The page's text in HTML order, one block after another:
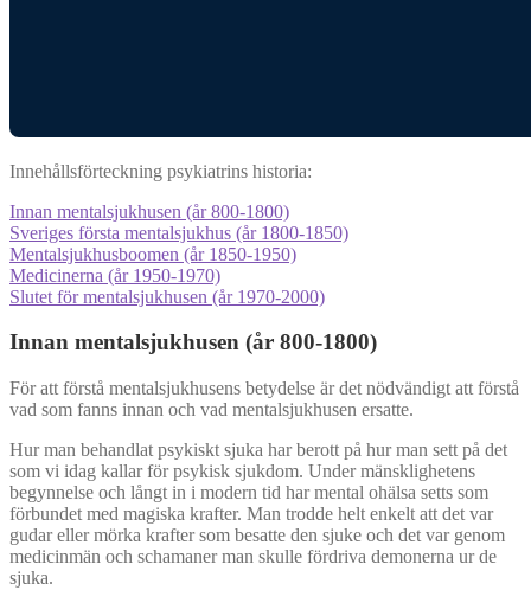
Innehållsförteckning psykiatrins historia:
Innan mentalsjukhusen (år 800-1800)
Sveriges första mentalsjukhus (år 1800-1850)
Mentalsjukhusboomen (år 1850-1950)
Medicinerna (år 1950-1970)
Slutet för mentalsjukhusen (år 1970-2000)
Innan mentalsjukhusen (år 800-1800)
För att förstå mentalsjukhusens betydelse är det nödvändigt att förstå
vad som fanns innan och vad mentalsjukhusen ersatte.
Hur man behandlat psykiskt sjuka har berott på hur man sett på det
som vi idag kallar för psykisk sjukdom. Under mänsklighetens
begynnelse och långt in i modern tid har mental ohälsa setts som
förbundet med magiska krafter. Man trodde helt enkelt att det var
gudar eller mörka krafter som besatte den sjuke och det var genom
medicinmän och schamaner man skulle fördriva demonerna ur de
sjuka.